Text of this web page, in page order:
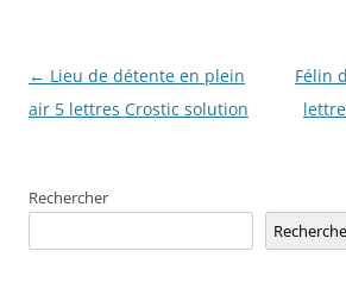
Navigation
des
← Lieu de détente en plein
air 5 lettres Crostic solution
Félin
Rechercher